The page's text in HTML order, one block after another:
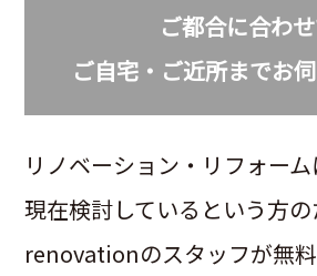
ご都合に合わ
ご自宅・ご近所までお伺
リノベーション・リフォーム
現在検討しているという方
renovationのスタッフが無